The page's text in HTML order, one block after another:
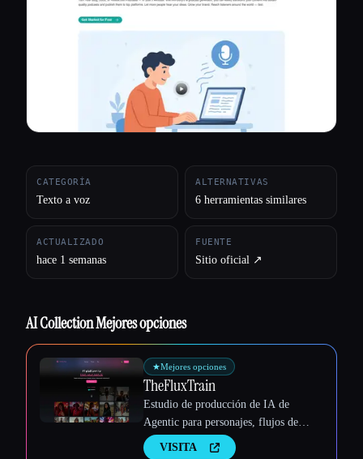
Todas las categorías
Esc
CATEGORÍA
Texto a voz
ALTERNATIVAS
6 herramientas similares
ACTUALIZADO
hace 1 semanas
FUENTE
Sitio oficial ↗︎
AI Collection Mejores opciones
★Mejores opciones
TheFluxTrain
Estudio de producción de IA de
Agentic para personajes, flujos de
trabajo y vídeos coherentes
VISITA